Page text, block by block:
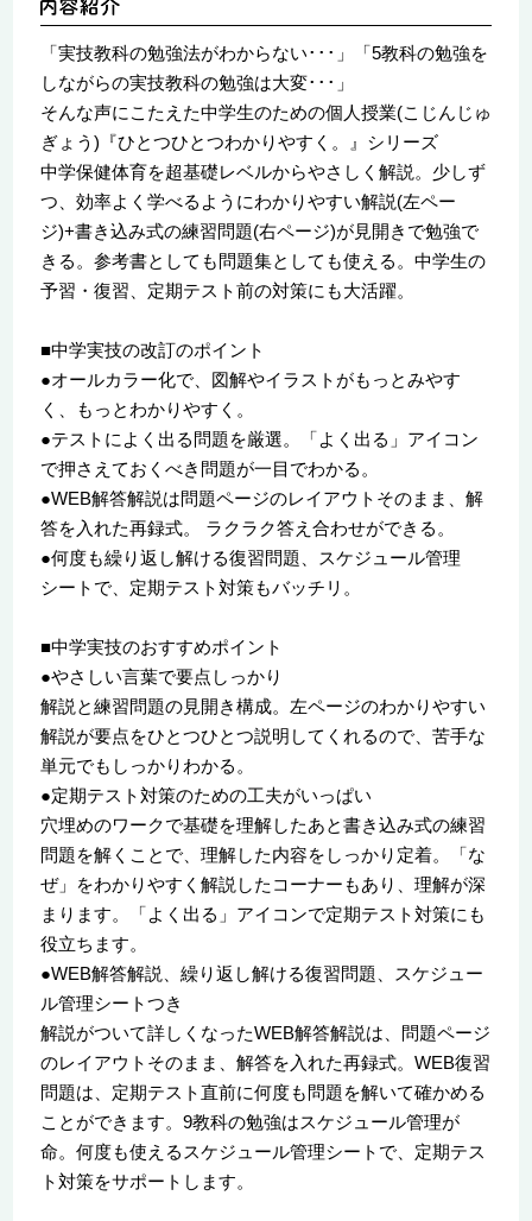
「実技教科の勉強法がわからない･･･」「5教科の勉強を
しながらの実技教科の勉強は大変･･･」
そんな声にこたえた中学生のための個人授業(こじんじゅ
ぎょう)『ひとつひとつわかりやすく。』シリーズ
中学保健体育を超基礎レベルからやさしく解説。少しず
つ、効率よく学べるようにわかりやすい解説(左ペー
ジ)+書き込み式の練習問題(右ページ)が見開きで勉強で
きる。参考書としても問題集としても使える。中学生の
予習・復習、定期テスト前の対策にも大活躍。
■中学実技の改訂のポイント
●オールカラー化で、図解やイラストがもっとみやす
く、もっとわかりやすく。
●テストによく出る問題を厳選。「よく出る」アイコン
で押さえておくべき問題が一目でわかる。
●WEB解答解説は問題ページのレイアウトそのまま、解
答を入れた再録式。 ラクラク答え合わせができる。
●何度も繰り返し解ける復習問題、スケジュール管理
シートで、定期テスト対策もバッチリ。
■中学実技のおすすめポイント
●やさしい言葉で要点しっかり
解説と練習問題の見開き構成。左ページのわかりやすい
解説が要点をひとつひとつ説明してくれるので、苦手な
単元でもしっかりわかる。
●定期テスト対策のための工夫がいっぱい
穴埋めのワークで基礎を理解したあと書き込み式の練習
問題を解くことで、理解した内容をしっかり定着。「な
ぜ」をわかりやすく解説したコーナーもあり、理解が深
まります。「よく出る」アイコンで定期テスト対策にも
役立ちます。
●WEB解答解説、繰り返し解ける復習問題、スケジュー
ル管理シートつき
解説がついて詳しくなったWEB解答解説は、問題ページ
のレイアウトそのまま、解答を入れた再録式。WEB復習
問題は、定期テスト直前に何度も問題を解いて確かめる
ことができます。9教科の勉強はスケジュール管理が
命。何度も使えるスケジュール管理シートで、定期テス
ト対策をサポートします。